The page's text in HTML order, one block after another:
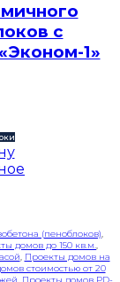
с
1»
(пеноблоков),
домов до 150 кв.м.,
, Проекты домов на
стоимостью от 20